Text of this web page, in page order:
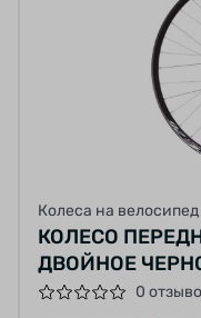
Колеса на велосипед
КОЛЕСО
ДВОЙНОЕ
ПОДШИПНИКАХ
0